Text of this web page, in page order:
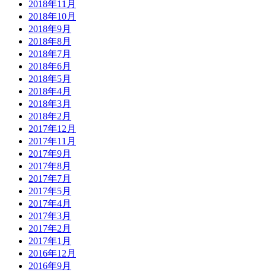
2018年11月
2018年10月
2018年9月
2018年8月
2018年7月
2018年6月
2018年5月
2018年4月
2018年3月
2018年2月
2017年12月
2017年11月
2017年9月
2017年8月
2017年7月
2017年5月
2017年4月
2017年3月
2017年2月
2017年1月
2016年12月
2016年9月